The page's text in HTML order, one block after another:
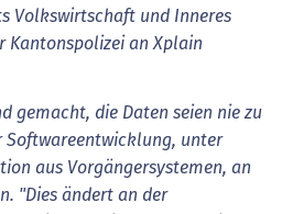
Volkswirtschaft und Inneres
Kantonspolizei an Xplain
gemacht, die Daten seien nie zu
Softwareentwicklung, unter
aus Vorgängersystemen, an
"Dies ändert an der